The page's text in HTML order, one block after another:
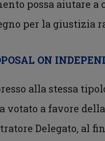
possa aiutare
per la giustizia
ON
alla stessa
votato a favore
Delegato, al